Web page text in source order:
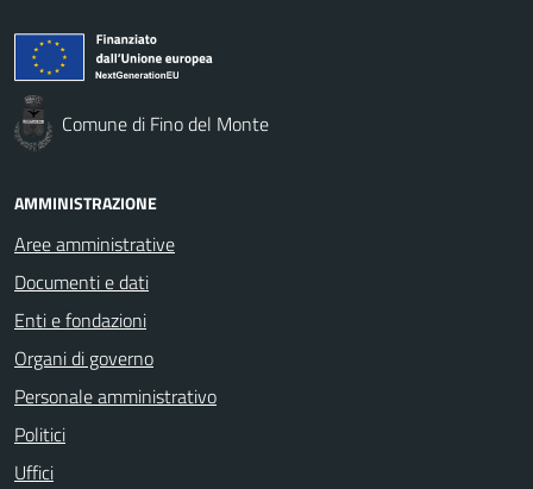
Comune di Fino del Monte
AMMINISTRAZIONE
Aree amministrative
Documenti e dati
Enti e fondazioni
Organi di governo
Personale amministrativo
Politici
Uffici